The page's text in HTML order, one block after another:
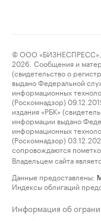
© ООО
2026. Сообщения и
(свидетельство о
выдано Федеральной
информационных
(Роскомнадзор)
издания «РБК»
информации выдано
информационных
(Роскомнадзор)
сопровождаются
Владельцем сайта
Данные предоставлены:
Индексы облигаций
Информация об